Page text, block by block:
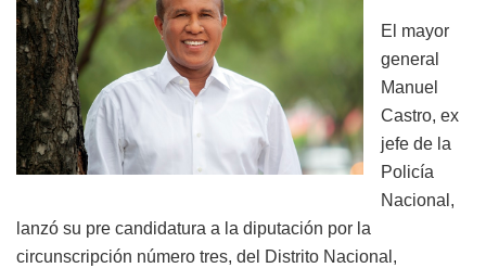
El mayor
general
Manuel
Castro, ex
jefe de la
Policía
Nacional,
lanzó su pre candidatura a la diputación por la
circunscripción número tres, del Distrito Nacional,